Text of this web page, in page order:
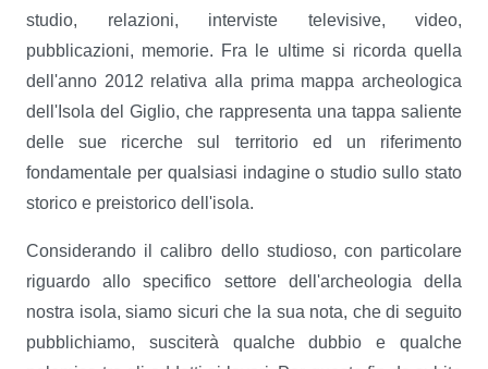
studio, relazioni, interviste televisive, video,
pubblicazioni, memorie. Fra le ultime si ricorda quella
dell'anno 2012 relativa alla prima mappa archeologica
dell'Isola del Giglio, che rappresenta una tappa saliente
delle sue ricerche sul territorio ed un riferimento
fondamentale per qualsiasi indagine o studio sullo stato
storico e preistorico dell'isola.
Considerando il calibro dello studioso, con particolare
riguardo allo specifico settore dell'archeologia della
nostra isola, siamo sicuri che la sua nota, che di seguito
pubblichiamo, susciterà qualche dubbio e qualche